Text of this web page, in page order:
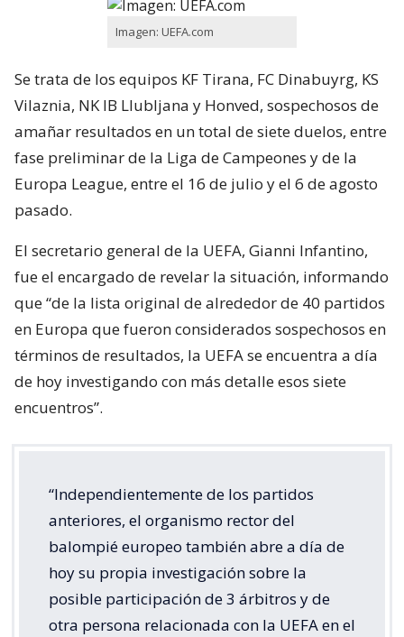
Imagen: UEFA.com
Se trata de los equipos KF Tirana, FC Dinabuyrg, KS
Vilaznia, NK IB Llubljana y Honved, sospechosos de
amañar resultados en un total de siete duelos, entre
fase preliminar de la Liga de Campeones y de la
Europa League, entre el 16 de julio y el 6 de agosto
pasado.
El secretario general de la UEFA, Gianni Infantino,
fue el encargado de revelar la situación, informando
que “de la lista original de alrededor de 40 partidos
en Europa que fueron considerados sospechosos en
términos de resultados, la UEFA se encuentra a día
de hoy investigando con más detalle esos siete
encuentros”.
“Independientemente de los partidos
anteriores, el organismo rector del
balompié europeo también abre a día de
hoy su propia investigación sobre la
posible participación de 3 árbitros y de
otra persona relacionada con la UEFA en el